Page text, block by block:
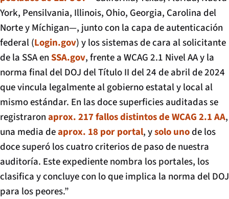
York, Pensilvania, Illinois, Ohio, Georgia, Carolina del
Norte y Míchigan—, junto con la capa de autenticación
federal (Login.gov) y los sistemas de cara al solicitante
de la SSA enSSA.gov, frente a WCAG 2.1 Nivel AA y la
norma final del DOJ del Título II del 24 de abril de 2024
que vincula legalmente al gobierno estatal y local al
mismo estándar. En las doce superficies auditadas se
registraronaprox. 217 fallos distintos de WCAG 2.1 AA,
una media deaprox. 18 por portal, ysolo unode los
doce superó los cuatro criterios de paso de nuestra
auditoría. Este expediente nombra los portales, los
clasifica y concluye con lo que implica la norma del DOJ
para los peores.”